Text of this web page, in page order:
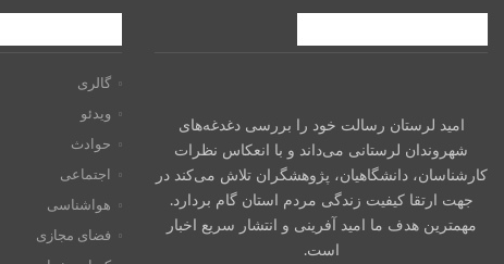
امید لرستان رسالت خود را بررسی دغدغه‌های
شهروندان لرستانی می‌داند و با انعکاس نظرات
کارشناسان، دانشگاهیان، پژوهشگران تلاش می‌کند در
جهت ارتقا کیفیت زندگی مردم استان گام بردارد.
مهمترین هدف ما امید آفرینی و انتشار سریع اخبار
است.
گالری
ویدئو
حوادث
اجتماعی
هواشناسی
فضای مجازی